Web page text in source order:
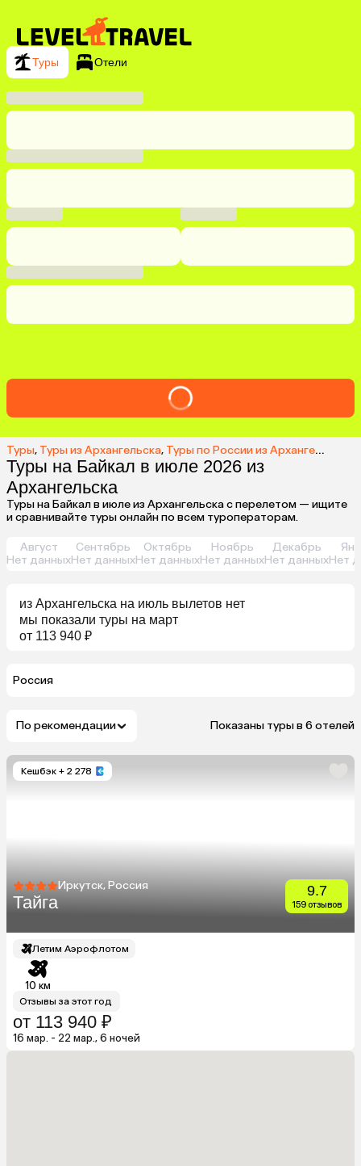
Туры Отели
Туры, Туры из Архангельска, Туры по России из Архангельска
Туры на Байкал в июле 2026 из
Архангельска
Туры на Байкал в июле из Архангельска с перелетом — ищите
и сравнивайте туры онлайн по всем туроператорам.
Август
Нет данных
Сентябрь
Нет данных
Октябрь
Нет данных
Ноябрь
Нет данных
Декабрь
Нет данныхНет
из Архангельска на июль вылетов нет
мы показали туры на март
от 113 940 ₽
Россия
По рекомендации Показаны туры в 6 отелей
Кешбэк + 2 278
Иркутск, Россия
Тайга
9.7
159 отзывов
Летим Аэрофлотом
10 км
Отзывы за этот год
от 113 940 ₽
16 мар. - 22 мар., 6 ночей